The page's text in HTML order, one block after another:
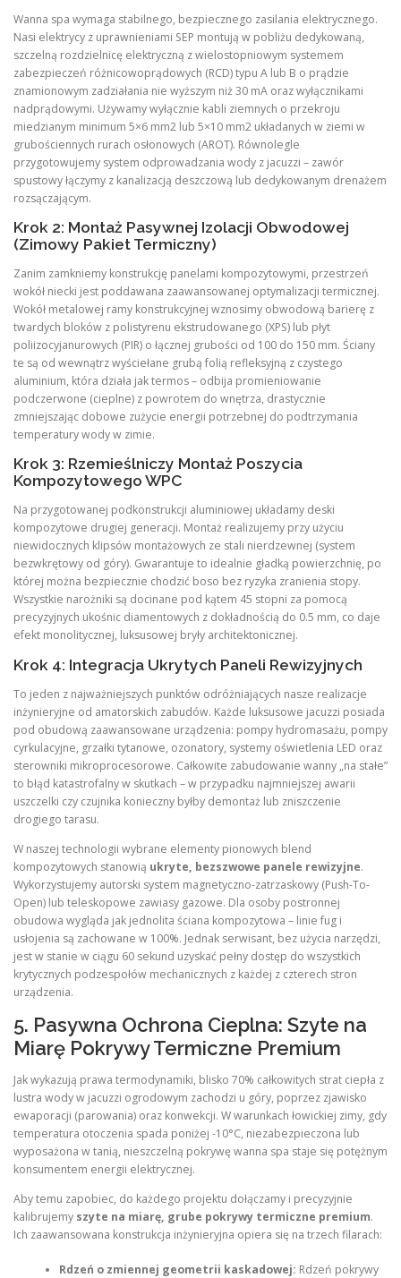
Wanna spa wymaga stabilnego, bezpiecznego zasilania elektrycznego.
Nasi elektrycy z uprawnieniami SEP montują w pobliżu dedykowaną,
szczelną rozdzielnicę elektryczną z wielostopniowym systemem
zabezpieczeń różnicowoprądowych (RCD) typu A lub B o prądzie
znamionowym zadziałania nie wyższym niż 30 mA oraz wyłącznikami
nadprądowymi. Używamy wyłącznie kabli ziemnych o przekroju
miedzianym minimum 5×6 mm2 lub 5×10 mm2 układanych w ziemi w
grubościennych rurach osłonowych (AROT). Równolegle
przygotowujemy system odprowadzania wody z jacuzzi – zawór
spustowy łączymy z kanalizacją deszczową lub dedykowanym drenażem
rozsączającym.
Krok 2: Montaż Pasywnej Izolacji Obwodowej
(Zimowy Pakiet Termiczny)
Zanim zamkniemy konstrukcję panelami kompozytowymi, przestrzeń
wokół niecki jest poddawana zaawansowanej optymalizacji termicznej.
Wokół metalowej ramy konstrukcyjnej wznosimy obwodową barierę z
twardych bloków z polistyrenu ekstrudowanego (XPS) lub płyt
poliizocyjanurowych (PIR) o łącznej grubości od 100 do 150 mm. Ściany
te są od wewnątrz wyściełane grubą folią refleksyjną z czystego
aluminium, która działa jak termos – odbija promieniowanie
podczerwone (cieplne) z powrotem do wnętrza, drastycznie
zmniejszając dobowe zużycie energii potrzebnej do podtrzymania
temperatury wody w zimie.
Krok 3: Rzemieślniczy Montaż Poszycia
Kompozytowego WPC
Na przygotowanej podkonstrukcji aluminiowej układamy deski
kompozytowe drugiej generacji. Montaż realizujemy przy użyciu
niewidocznych klipsów montażowych ze stali nierdzewnej (system
bezwkrętowy od góry). Gwarantuje to idealnie gładką powierzchnię, po
której można bezpiecznie chodzić boso bez ryzyka zranienia stopy.
Wszystkie narożniki są docinane pod kątem 45 stopni za pomocą
precyzyjnych ukośnic diamentowych z dokładnością do 0.5 mm, co daje
efekt monolitycznej, luksusowej bryły architektonicznej.
Krok 4: Integracja Ukrytych Paneli Rewizyjnych
To jeden z najważniejszych punktów odróżniających nasze realizacje
inżynieryjne od amatorskich zabudów. Każde luksusowe jacuzzi posiada
pod obudową zaawansowane urządzenia: pompy hydromasażu, pompy
cyrkulacyjne, grzałki tytanowe, ozonatory, systemy oświetlenia LED oraz
sterowniki mikroprocesorowe. Całkowite zabudowanie wanny „na stałe”
to błąd katastrofalny w skutkach – w przypadku najmniejszej awarii
uszczelki czy czujnika konieczny byłby demontaż lub zniszczenie
drogiego tarasu.
W naszej technologii wybrane elementy pionowych blend
kompozytowych stanowią ukryte, bezszwowe panele rewizyjne.
Wykorzystujemy autorski system magnetyczno-zatrzaskowy (Push-To-
Open) lub teleskopowe zawiasy gazowe. Dla osoby postronnej
obudowa wygląda jak jednolita ściana kompozytowa – linie fug i
usłojenia są zachowane w 100%. Jednak serwisant, bez użycia narzędzi,
jest w stanie w ciągu 60 sekund uzyskać pełny dostęp do wszystkich
krytycznych podzespołów mechanicznych z każdej z czterech stron
urządzenia.
5. Pasywna Ochrona Cieplna: Szyte na
Miarę Pokrywy Termiczne Premium
Jak wykazują prawa termodynamiki, blisko 70% całkowitych strat ciepła z
lustra wody w jacuzzi ogrodowym zachodzi u góry, poprzez zjawisko
ewaporacji (parowania) oraz konwekcji. W warunkach łowickiej zimy, gdy
temperatura otoczenia spada poniżej -10°C, niezabezpieczona lub
wyposażona w tanią, nieszczelną pokrywę wanna spa staje się potężnym
konsumentem energii elektrycznej.
Aby temu zapobiec, do każdego projektu dołączamy i precyzyjnie
kalibrujemy szyte na miarę, grube pokrywy termiczne premium.
Ich zaawansowana konstrukcja inżynieryjna opiera się na trzech filarach:
Rdzeń o zmiennej geometrii kaskadowej: Rdzeń pokrywy